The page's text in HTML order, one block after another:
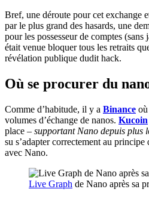
Bref, une déroute pour cet exchange
par le plus grand des hasards, une
pour les possesseur de comptes
était venue bloquer tous les retraits
révélation publique dudit hack.
Où se procurer du
Comme d’habitude, il y a Binance
volumes d’échange de nanos. Kucoin
place – supportant Nano depuis plus
su s’adapter correctement au principe
avec Nano.
Live Graph de Nano après sa